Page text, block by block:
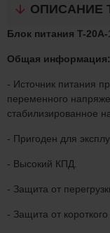
ОПИСАНИЕ
Блок питания T-20A-
Общая информация:
- Источник питания
переменного
стабилизированное
- Пригоден для
- Высокий КПД.
- Защита от
- Защита от